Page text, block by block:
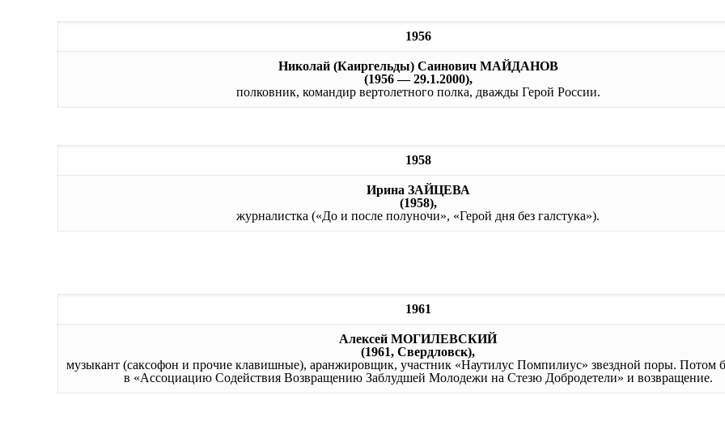
1956
Николай (Каиргельды) Саинович МАЙДАНОВ
(1956 — 29.1.2000),
полковник, командир вертолетного полка, дважды Герой России.
1958
Ирина ЗАЙЦЕВА
(1958),
журналистка («До и после полуночи», «Герой дня без галстука»).
1961
Алексей МОГИЛЕВСКИЙ
(1961, Свердловск),
музыкант (саксофон и прочие клавишные), аранжировщик, участник «Наутилус Помпилиус» звездной поры. Потом
в «Ассоциацию Содействия Возвращению Заблудшей Молодежи на Стезю Добродетели» и возвращение.